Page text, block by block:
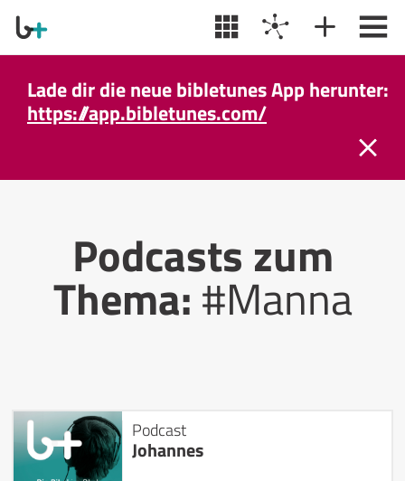
Lade dir die neue bibletunes App herunter:
https://app.bibletunes.com/
Podcasts zum
Thema:#Manna
Podcast
Johannes